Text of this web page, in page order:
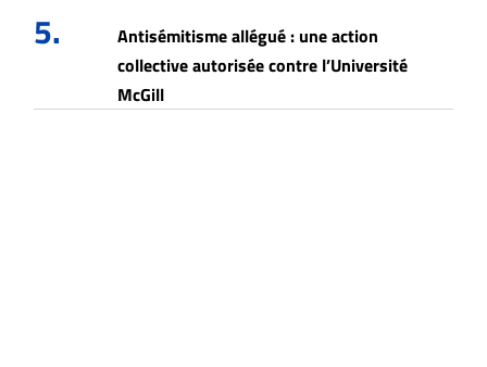
5.
Antisémitisme allégué : une action
collective autorisée contre l’Université
McGill